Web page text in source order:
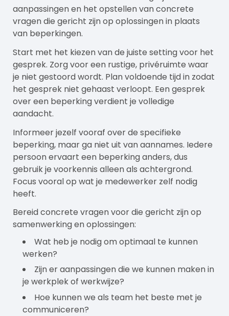
aanpassingen en het opstellen van concrete
vragen die gericht zijn op oplossingen in plaats
van beperkingen.
Start met het kiezen van de juiste setting voor het
gesprek. Zorg voor een rustige, privéruimte waar
je niet gestoord wordt. Plan voldoende tijd in zodat
het gesprek niet gehaast verloopt. Een gesprek
over een beperking verdient je volledige
aandacht.
Informeer jezelf vooraf over de specifieke
beperking, maar ga niet uit van aannames. Iedere
persoon ervaart een beperking anders, dus
gebruik je voorkennis alleen als achtergrond.
Focus vooral op wat je medewerker zelf nodig
heeft.
Bereid concrete vragen voor die gericht zijn op
samenwerking en oplossingen:
Wat heb je nodig om optimaal te kunnen
werken?
Zijn er aanpassingen die we kunnen maken in
je werkplek of werkwijze?
Hoe kunnen we als team het beste met je
communiceren?